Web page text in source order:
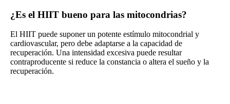
¿Es el HIIT bueno para las mitocondrias?
El HIIT puede suponer un potente estímulo mitocondrial y
cardiovascular, pero debe adaptarse a la capacidad de
recuperación. Una intensidad excesiva puede resultar
contraproducente si reduce la constancia o altera el sueño y la
recuperación.